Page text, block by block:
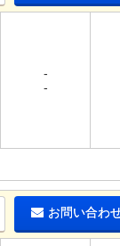
-
-
お問い合わ